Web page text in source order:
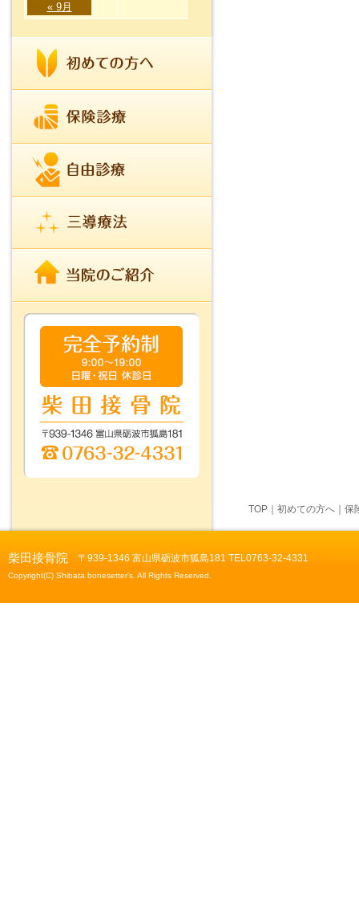
« 9月
TOP 初めての方へ 保
柴田接骨院 〒939-1346 富山県砺波市狐島181 TEL0763-32-4331
Copyright(C) Shibata bonesetter's. All Rights Reserved.